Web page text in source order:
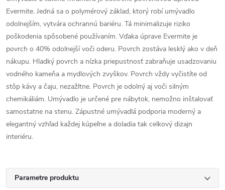
Evermite. Jedná sa o polymérový základ, ktorý robí umývadlo
odolnejším, vytvára ochrannú bariéru. Tá minimalizuje riziko
poškodenia spôsobené používaním. Vďaka úprave Evermite je
povrch o 40% odolnejší voči oderu. Povrch zostáva lesklý ako v deň
nákupu. Hladký povrch a nízka priepustnosť zabraňuje usadzovaniu
vodného kameňa a mydlových zvyškov. Povrch vždy vyčistíte od
stôp kávy a čaju, nezažltne. Povrch je odolný aj voči silným
chemikáliám. Umývadlo je určené pre nábytok, nemožno inštalovať
samostatne na stenu. Zápustné umývadlá podporia moderný a
elegantný vzhľad každej kúpeľne a doladia tak celkový dizajn
interiéru.
Parametre produktu